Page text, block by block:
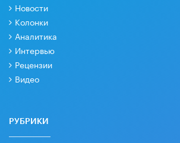
Новости
Колонки
Аналитика
Интервью
Рецензии
Видео
РУБРИКИ